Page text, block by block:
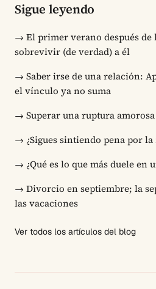
Sigue leyendo
→ El primer verano después
sobrevivir (de verdad) a él
→ Saber irse de una relación:
el vínculo ya no suma
→ Superar una ruptura amorosa
→ ¿Sigues sintiendo pena por
→ ¿Qué es lo que más duele en
→ Divorcio en septiembre; la
las vacaciones
Ver todos los artículos del blog